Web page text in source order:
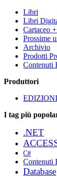
Libri
Libri
Cartaceo
Prossime
Archivio
Prodotti
Contenuti
Produttori
I tag più
.NET
C#
Contenuti
Database